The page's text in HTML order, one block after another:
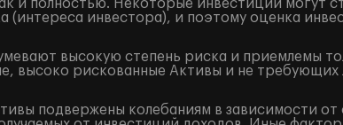
и полностью. Некоторые инвестиции могут
(интереса инвестора), и поэтому оценка
высокую степень риска и приемлемы
высоко рискованные Активы и не
подвержены колебаниям в зависимости от